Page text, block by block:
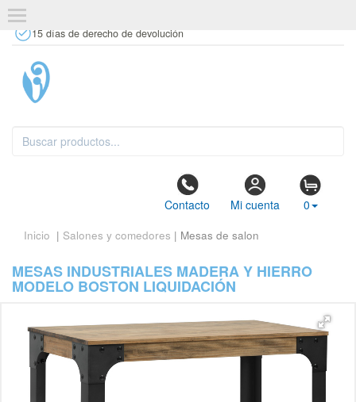
15 días de derecho de devolución
Contacto Mi cuenta 0
Inicio | Salones y comedores | Mesas de salon
MESAS INDUSTRIALES MADERA Y HIERRO
MODELO BOSTON LIQUIDACIÓN